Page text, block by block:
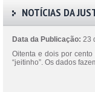
NOTÍCIAS DA
Data da Publicação: 23
Oitenta e dois por
“jeitinho”. Os dados